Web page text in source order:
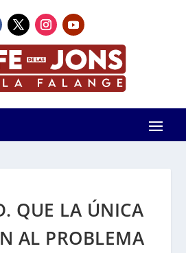
QUE LA ÚNICA
AL PROBLEMA